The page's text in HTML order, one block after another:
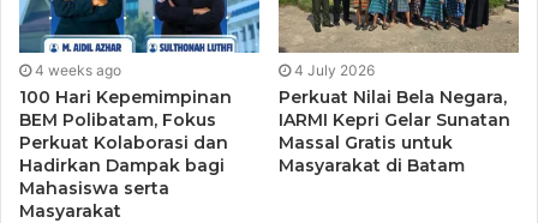
4 weeks ago
100 Hari Kepemimpinan
BEM Polibatam, Fokus
Perkuat Kolaborasi dan
Hadirkan Dampak bagi
Mahasiswa serta
Masyarakat
4 July 2026
Perkuat Nilai Bela Negara,
IARMI Kepri Gelar Sunatan
Massal Gratis untuk
Masyarakat di Batam